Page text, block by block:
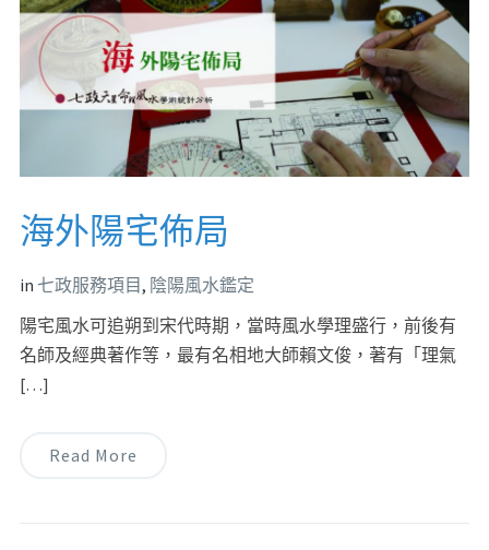
海外陽宅佈局
in 七政服務項目, 陰陽風水鑑定
陽宅風水可追朔到宋代時期，當時風水學理盛行，前後有
名師及經典著作等，最有名相地大師賴文俊，著有「理氣
[…]
Read More